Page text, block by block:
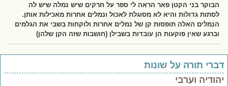
הבוקר בני הקטן פאר הראה לי ספר על חרקים שיש נמלה שיש לה
לסתות גדולות והיא לא מסוגלת לאכול ונמלים אחרות מאכילות אותן.
הנמלים האלה תופסות קן של נמלים אחרות ולוקחות בשבי את הגלמים
וברגע שאין פוקעות הן עובדות בשבילן (חושבות שזה הקן שלהן)
תורה על שונות
וערבי